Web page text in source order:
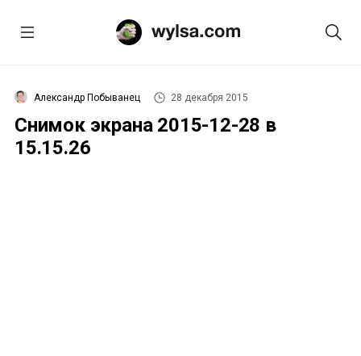
Александр Побыванец 28 декабря 2015
Снимок экрана 2015-12-28 в
15.15.26